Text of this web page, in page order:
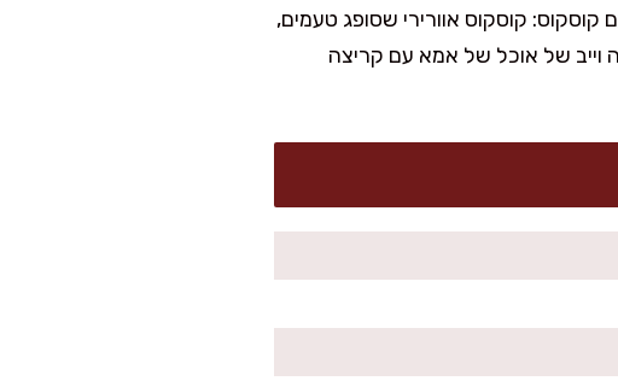
קוסקוס אוורירי שסופג טעמים,
וייב של אוכל של אמא עם קריצה